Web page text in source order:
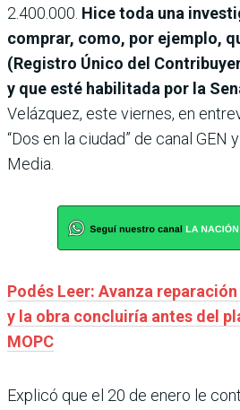
2.400.000. Hice toda una
comprar, como, por ejemplo,
(Registro Único del
y que esté habilitada por la
Velázquez, este viernes, en
“Dos en la ciudad” de canal
Media.
Podés Leer: Avanza
y la obra concluiría antes del
MOPC
Explicó que el 20 de enero le